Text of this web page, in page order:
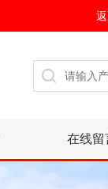
在线留